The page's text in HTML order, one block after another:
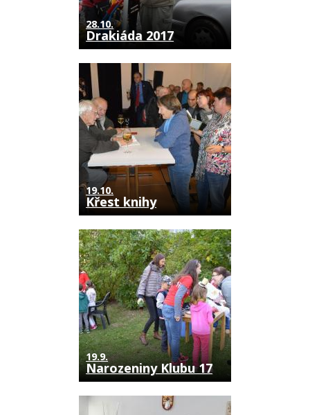
28.10.
Drakiáda 2017
19.10.
Křest knihy
19.9.
Narozeniny Klubu 17